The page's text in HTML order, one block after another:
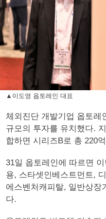
▲이도영 옵토레인 대표
체외진단 개발기업 옵토레
규모의 투자를 유치했다.
합하면 시리즈B로 총 220
31일 옵토레인에 따르면
용, 스타셋인베스트먼트,
에스벤처캐피탈, 일반상장
다.